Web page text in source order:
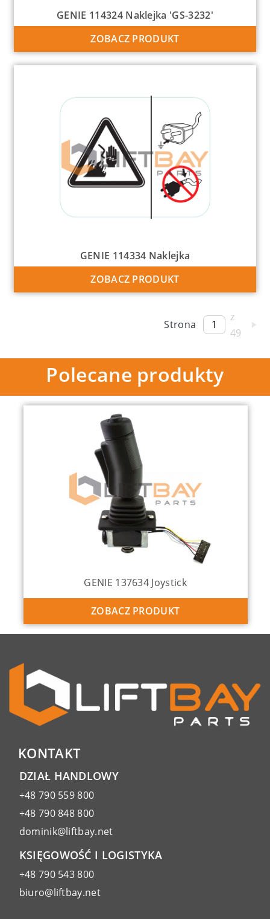
GENIE 114324 Naklejka 'GS-3232′
ZOBACZ PRODUKT
GENIE 114334 Naklejka
ZOBACZ PRODUKT
Strona
z
49
Polecane produkty
GENIE 137634 Joystick
ZOBACZ PRODUKT
KONTAKT
DZIAŁ HANDLOWY
+48 790 559 800
+48 790 848 800
dominik@liftbay.net
KSIĘGOWOŚĆ I LOGISTYKA
+48 790 543 800
biuro@liftbay.net